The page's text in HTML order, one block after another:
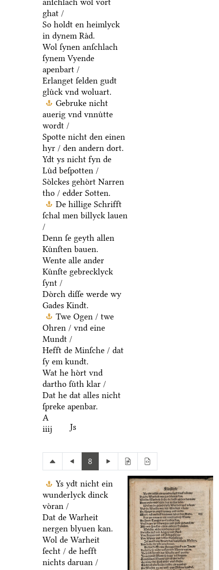
ghat /
So holdt en heimlyck
in dynem Raͤd.
Wol ſynen anſchlach
ſynem Vyende
apenbart /
Erlanget ſelden gudt
gluͤck vnd woluart.
Gebruke nicht
auerig vnd vnnuͤtte
wordt /
Spotte nicht den einen
hyr / den andern dort.
Ydt ys nicht fyn de
Luͤd beſpotten /
Soͤlckes gehoͤrt Narren
tho / edder Sotten.
De hillige Schrifft
ſchal men billyck lauen
/
Denn ſe geyth allen
Kuͤnſten bauen.
Wente alle ander
Kuͤnſte gebrecklyck
ſynt /
Doͤrch diſſe werde wy
Gades Kindt.
Twe Ogen / twe
Ohren / vnd eine
Mundt /
Hefft de Minſche / dat
ſy em kundt.
Wat he hoͤrt vnd
dartho ſuͤth klar /
Dat he dat alles nicht
ſpreke apenbar.
A
iiij
Js
8
Ys ydt nicht ein
wunderlyck dinck
voͤran /
Dat de Warheit
nergen blyuen kan.
Wol de Warheit
ſecht / de hefft
nichts daruan /